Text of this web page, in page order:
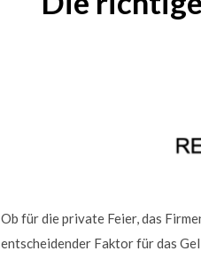
Ob für die private Feier, das
entscheidender Faktor für das